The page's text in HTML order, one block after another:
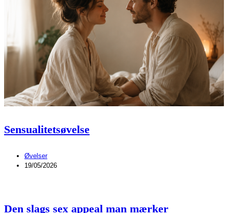
Sensualitetsøvelse
Øvelser
19/05/2026
Den slags sex appeal man mærker